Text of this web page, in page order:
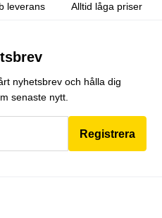
leverans Alltid låga priser
nyhetsbrev och hålla dig
senaste nytt.
Registrera